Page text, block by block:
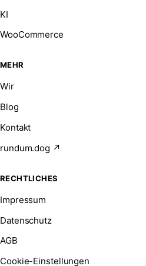
KI
WooCommerce
MEHR
Wir
Blog
Kontakt
rundum.dog ↗
RECHTLICHES
Impressum
Datenschutz
AGB
Cookie-Einstellungen